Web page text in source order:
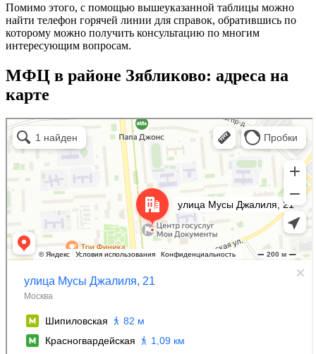
Помимо этого, с помощью вышеуказанной таблицы можно
найти телефон горячей линии для справок, обратившись по
которому можно получить консультацию по многим
интересующим вопросам.
МФЦ в районе Зябликово: адреса на
карте